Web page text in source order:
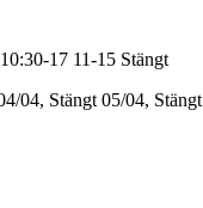
10:30-17 11-15 Stängt
04, Stängt 05/04, Stängt